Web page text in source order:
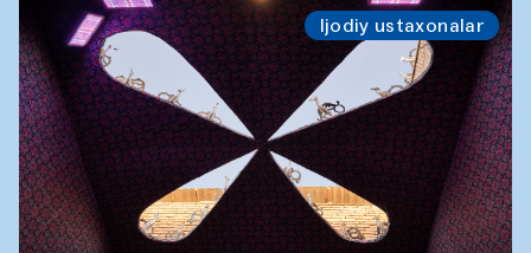
Ijodiy ustaxonalar